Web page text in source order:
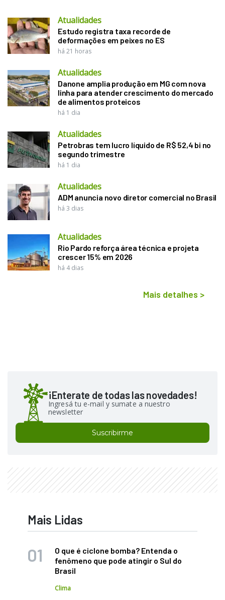
Atualidades
Estudo registra taxa recorde de
deformações em peixes no ES
há 21 horas
Atualidades
Danone amplia produção em MG com nova
linha para atender crescimento do mercado
de alimentos proteicos
há 1 dia
Atualidades
Petrobras tem lucro líquido de R$ 52,4 bi no
segundo trimestre
há 1 dia
Atualidades
ADM anuncia novo diretor comercial no Brasil
há 3 dias
Atualidades
Rio Pardo reforça área técnica e projeta
crescer 15% em 2026
há 4 dias
Mais detalhes >
¡Enterate de todas las novedades!
Ingresá tu e-mail y sumate a nuestro
newsletter
Suscribirme
Mais Lidas
O que é ciclone bomba? Entenda o
fenômeno que pode atingir o Sul do
Brasil
Clima